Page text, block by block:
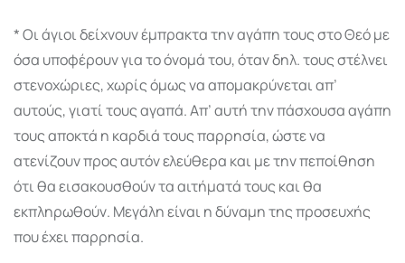
* Οι άγιοι δείχνουν έμπρακτα την αγάπη τους στο Θεό με
όσα υποφέρουν για το όνομά του, όταν δηλ. τους στέλνει
στενοχώριες, χωρίς όμως να απο­μακρύνεται απ’
αυτούς, γιατί τους αγαπά. Απ’ αυτή την πάσχουσα αγάπη
τους αποκτά η καρδιά τους παρρησία, ώστε να
ατενίζουν προς αυτόν ελεύθερα και με την πεποίθηση
ότι θα εισακουσθούν τα αιτή­ματά τους και θα
εκπληρωθούν. Μεγάλη είναι η δύ­ναμη της προσευχής
που έχει παρρησία.